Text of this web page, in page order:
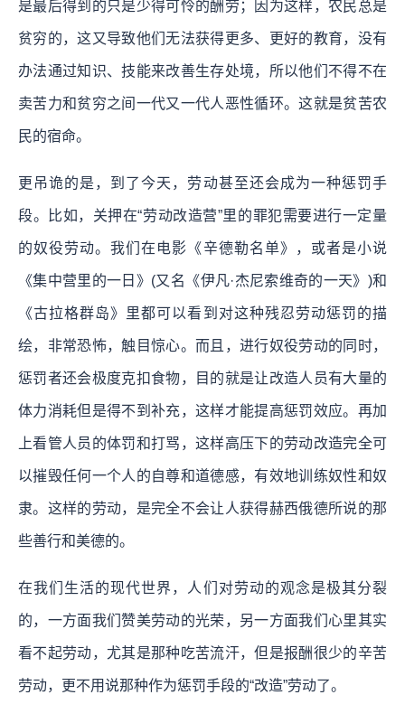
是最后得到的只是少得可怜的酬劳；因为这样，农民总是
贫穷的，这又导致他们无法获得更多、更好的教育，没有
办法通过知识、技能来改善生存处境，所以他们不得不在
卖苦力和贫穷之间一代又一代人恶性循环。这就是贫苦农
民的宿命。
更吊诡的是，到了今天，劳动甚至还会成为一种惩罚手
段。比如，关押在“劳动改造营”里的罪犯需要进行一定量
的奴役劳动。我们在电影《辛德勒名单》，或者是小说
《集中营里的一日》(又名《伊凡·杰尼索维奇的一天》)和
《古拉格群岛》里都可以看到对这种残忍劳动惩罚的描
绘，非常恐怖，触目惊心。而且，进行奴役劳动的同时，
惩罚者还会极度克扣食物，目的就是让改造人员有大量的
体力消耗但是得不到补充，这样才能提高惩罚效应。再加
上看管人员的体罚和打骂，这样高压下的劳动改造完全可
以摧毁任何一个人的自尊和道德感，有效地训练奴性和奴
隶。这样的劳动，是完全不会让人获得赫西俄德所说的那
些善行和美德的。
在我们生活的现代世界，人们对劳动的观念是极其分裂
的，一方面我们赞美劳动的光荣，另一方面我们心里其实
看不起劳动，尤其是那种吃苦流汗，但是报酬很少的辛苦
劳动，更不用说那种作为惩罚手段的“改造”劳动了。